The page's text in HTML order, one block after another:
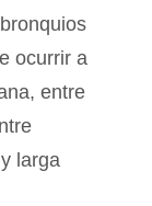
ocurrir a
entre
larga